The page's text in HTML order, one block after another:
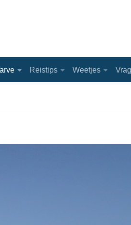
Reistips Weetjes